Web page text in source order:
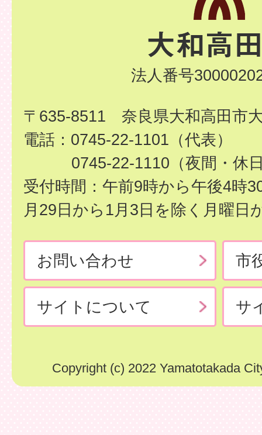
法人番号
〒635-8511 奈良県大和高田市
電話：0745-22-1101（代表）
0745-22-1110（夜間・休
受付時間：午前9時から午後4時
月29日から1月3日を除く月曜日
お問い合わせ 市
サイトについて サ
Copyright (c) 2022 Yamatotakada